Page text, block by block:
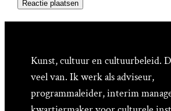
Kunst, cultuur en cultuurbeleid.
veel van. Ik werk als adviseur,
programmaleider, interim